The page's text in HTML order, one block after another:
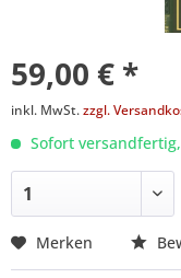
59,00 € *
inkl. MwSt.zzgl.
Sofort
Merken